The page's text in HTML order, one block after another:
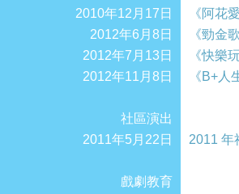
2010年12月17日
《阿花
2012年6月8日
《勁金
2012年7月13日
《快樂
2012年11月8日
《B+人
社區演出
2011年5月22日
‎2011 年
戲劇教育